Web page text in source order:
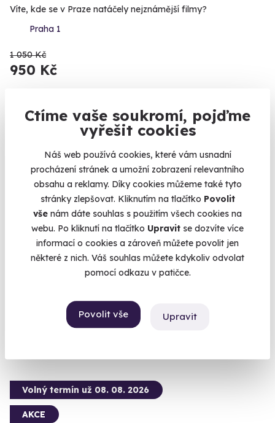
Ctíme vaše soukromí, pojďme
vyřešit cookies
Náš web používá cookies, které vám usnadní
procházení stránek a umožní zobrazení relevantního
obsahu a reklamy. Díky cookies můžeme také tyto
stránky zlepšovat. Kliknutím na tlačítko Povolit
vše nám dáte souhlas s použitím všech cookies na
webu. Po kliknutí na tlačítko Upravit se dozvíte více
informací o cookies a zároveň můžete povolit jen
některé z nich. Váš souhlas můžete kdykoliv odvolat
pomocí odkazu v patičce.
Povolit vše Upravit
Víte, kde se v Praze natáčely nejznámější filmy?
Praha 1
1 050 Kč
950 Kč
Sestřih pro tátu a syna v barber shopu
Společný čas, co má styl a voní jako tátova koupelna.
Volný termín už 08. 08. 2026
AKCE